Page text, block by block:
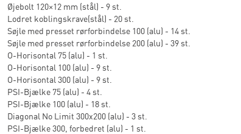
Øjebolt 120×12 mm (stål) - 9 st.
Lodret koblingskrave(stål) - 20 st.
Søjle med presset rørforbindelse 100 (alu) - 14 st.
Søjle med presset rørforbindelse 200 (alu) - 39 st.
O-Horisontal 75 (alu) - 1 st.
O-Horisontal 100 (alu) - 9 st.
O-Horisontal 300 (alu) - 9 st.
PSI-Bjælke 75 (alu) - 4 st.
PSI-Bjælke 100 (alu) - 18 st.
Diagonal No Limit 300x200 (alu) - 3 st.
PSI-Bjælke 300, forbedret (alu) - 1 st.